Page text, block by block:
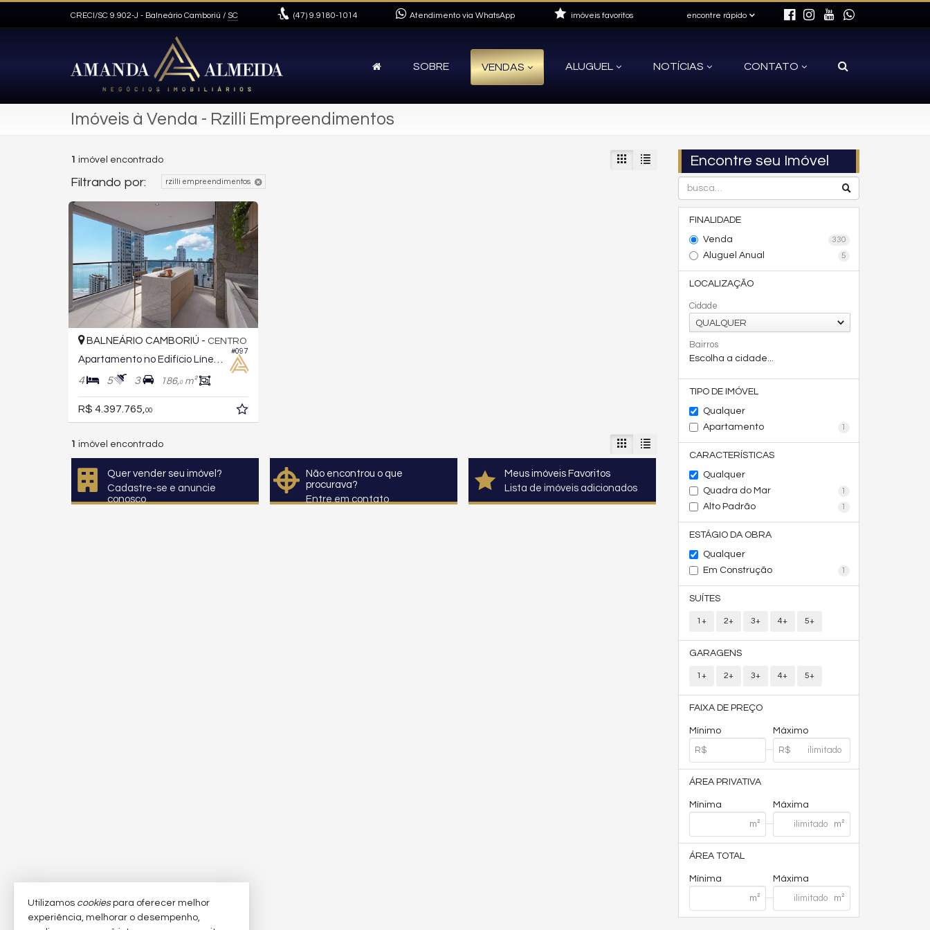
CRECI/SC 9.902-J - Balneário Camboriú / SC (47) 9.9180-1014 Atendimento via WhatsApp encontre rápido
imóveis favoritos
SOBRE VENDAS ALUGUEL NOTÍCIAS CONTATO
Imóveis à Venda - Rzilli Empreendimentos
Encontre seu Imóvel
FINALIDADE
Venda
330
Aluguel Anual 5
LOCALIZAÇÃO
Cidade
QUALQUER
Bairros
Escolha a cidade...
TIPO DE IMÓVEL
Qualquer
Apartamento
1
CARACTERÍSTICAS
Qualquer
Quadra do Mar
1
Alto Padrão 1
ESTÁGIO DA OBRA
Qualquer
Em Construção
1
SUÍTES
1+ 2+ 3+ 4+ 5+
GARAGENS
1+ 2+ 3+ 4+ 5+
FAIXA DE PREÇO
Mínimo Máximo
ÁREA PRIVATIVA
Mínima Máxima
ÁREA TOTAL
Mínima Máxima
1 imóvel encontrado
Filtrando por: rzilli empreendimentos
#097
BALNEÁRIO CAMBORIÚ - CENTRO
4 5 3 186,0m²
R$ 4.397.765, 00
1 imóvel encontrado
Quer vender seu imóvel?
Cadastre-se e anuncie
conosco
Não encontrou o que
procurava?
Entre em contato
Meus imóveis Favoritos
Lista de imóveis adicionados
Utilizamos cookiespara oferecer melhor
experiência, melhorar o desempenho,